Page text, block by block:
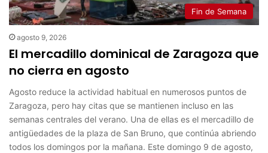
Fin de Semana
agosto 9, 2026
El mercadillo dominical de Zaragoza que
no cierra en agosto
Agosto reduce la actividad habitual en numerosos puntos de
Zaragoza, pero hay citas que se mantienen incluso en las
semanas centrales del verano. Una de ellas es el mercadillo de
antigüedades de la plaza de San Bruno, que continúa abriendo
todos los domingos por la mañana. Este domingo 9 de agosto,